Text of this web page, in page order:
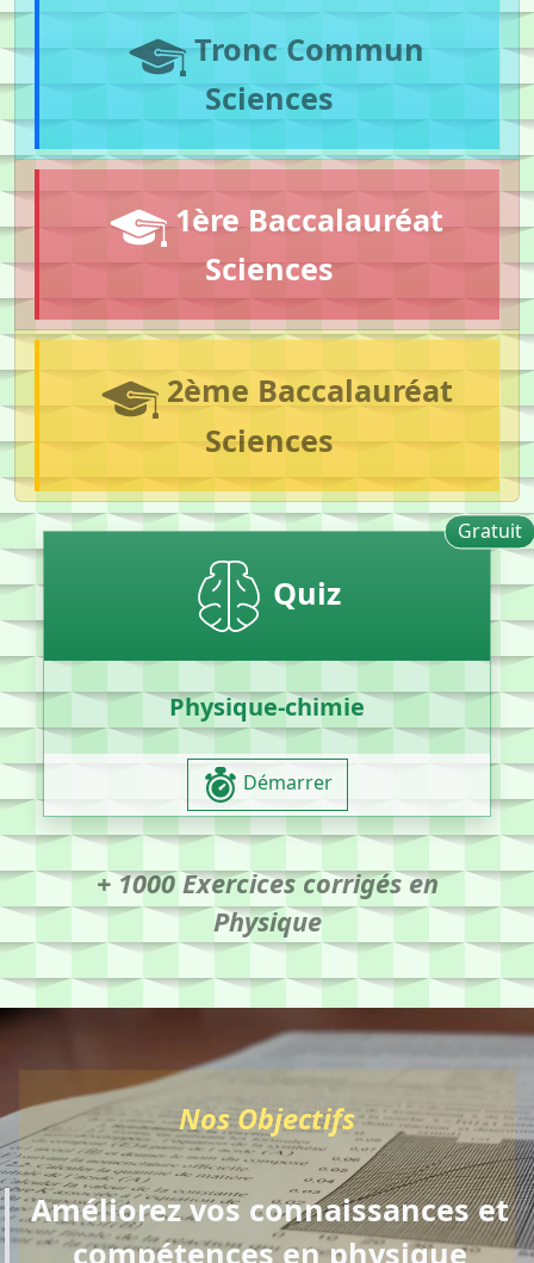
Tronc Commun
Sciences
1ère Baccalauréat
Sciences
2ème Baccalauréat
Sciences
Gratuit
Quiz
Physique-chimie
Démarrer
+ 1000 Exercices corrigés en
Physique
Nos Objectifs
Améliorez vos connaissances et
compétences en physique